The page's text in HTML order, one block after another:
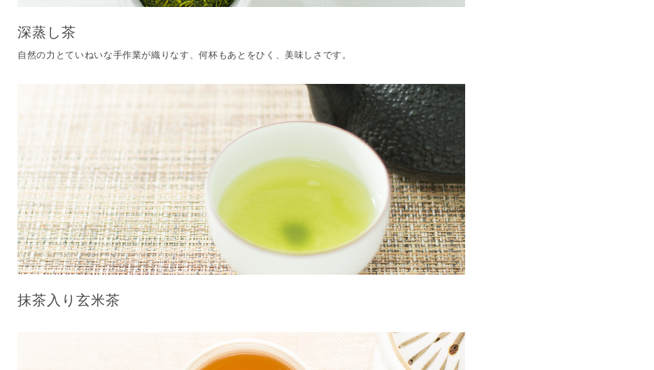
深蒸し茶
自然の力とていねいな手作業が織りなす、何杯もあとをひく、美味しさです。
抹茶入り玄米茶